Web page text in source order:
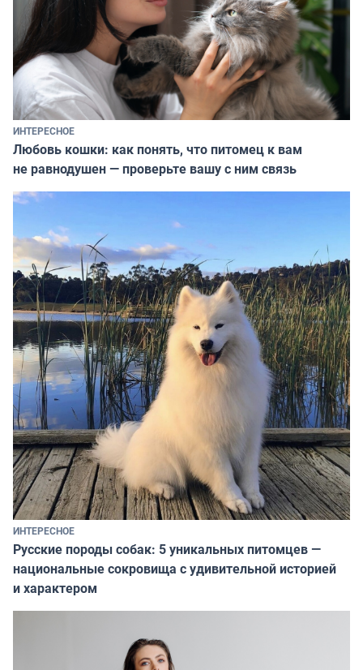
ИНТЕРЕСНОЕ
Любовь кошки: как понять, что питомец к вам
не равнодушен — проверьте вашу с ним связь
ИНТЕРЕСНОЕ
Русские породы собак: 5 уникальных питомцев —
национальные сокровища с удивительной историей
и характером